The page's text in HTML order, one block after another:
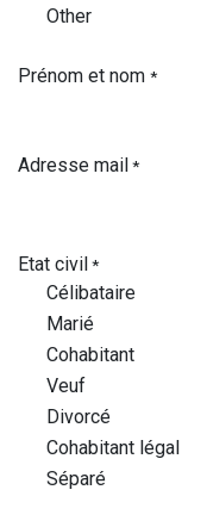
Other
Prénom et nom *
Adresse mail*
Etat civil*
Célibataire
Marié
Cohabitant
Veuf
Divorcé
Cohabitant légal
Séparé